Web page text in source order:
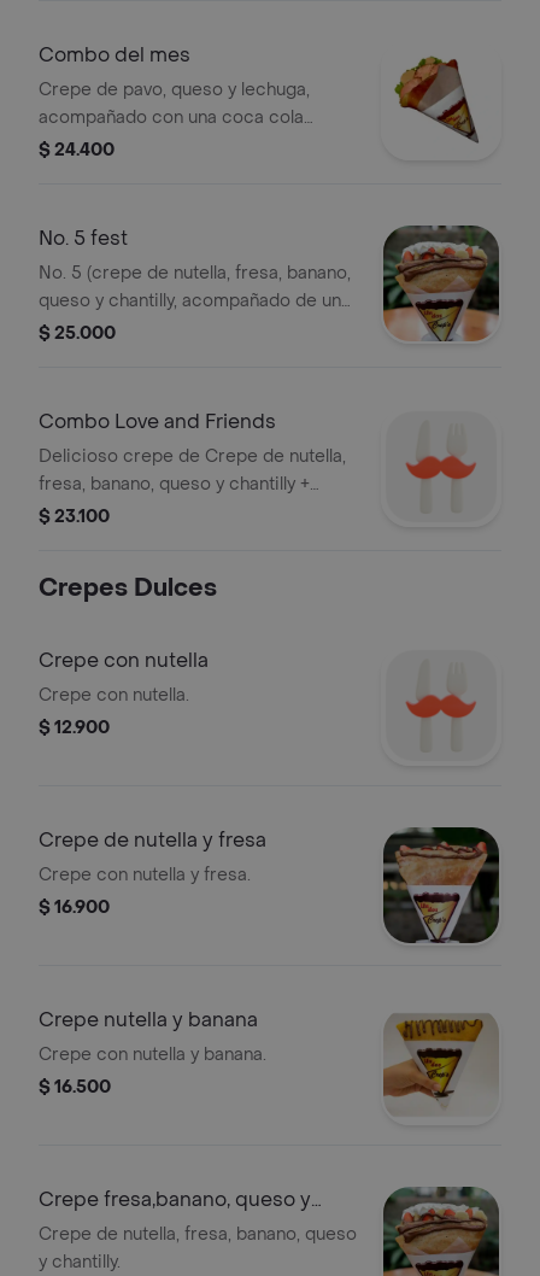
Combo del mes
Crepe de pavo, queso y lechuga,
acompañado con una coca cola
original de 500ml.
$ 24.400
No. 5 fest
No. 5 (crepe de nutella, fresa, banano,
queso y chantilly, acompañado de un
helado sabor sujeto a disponibilidad y
$ 25.000
Combo Love and Friends
Delicioso crepe de Crepe de nutella,
fresa, banano, queso y chantilly +
botella de agua 600 ml
$ 23.100
Crepes Dulces
Crepe con nutella
Crepe con nutella.
$ 12.900
Crepe de nutella y fresa
Crepe con nutella y fresa.
$ 16.900
Crepe nutella y banana
Crepe con nutella y banana.
$ 16.500
Crepe fresa,banano, queso y
chantilly
Crepe de nutella, fresa, banano, queso
y chantilly.